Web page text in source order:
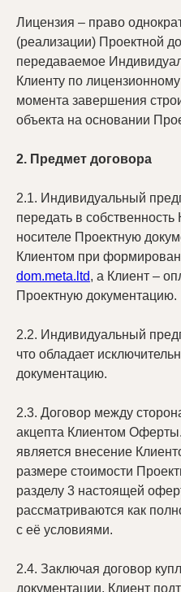
Лицензия – право
(реализации) Проектной
передаваемое
Клиенту по
момента завершения
объекта на основании
2. Предмет договора
2.1. Индивидуальный
передать в
носителе Проектную
Клиентом при
dom.meta.ltd, а Клиент –
Проектную документацию.
2.2. Индивидуальный
что обладает
документацию.
2.3. Договор между
акцепта Клиентом
является внесение
размере стоимости
разделу 3 настоящей
рассматриваются как
с её условиями.
2.4. Заключая договор
документации, Клиент